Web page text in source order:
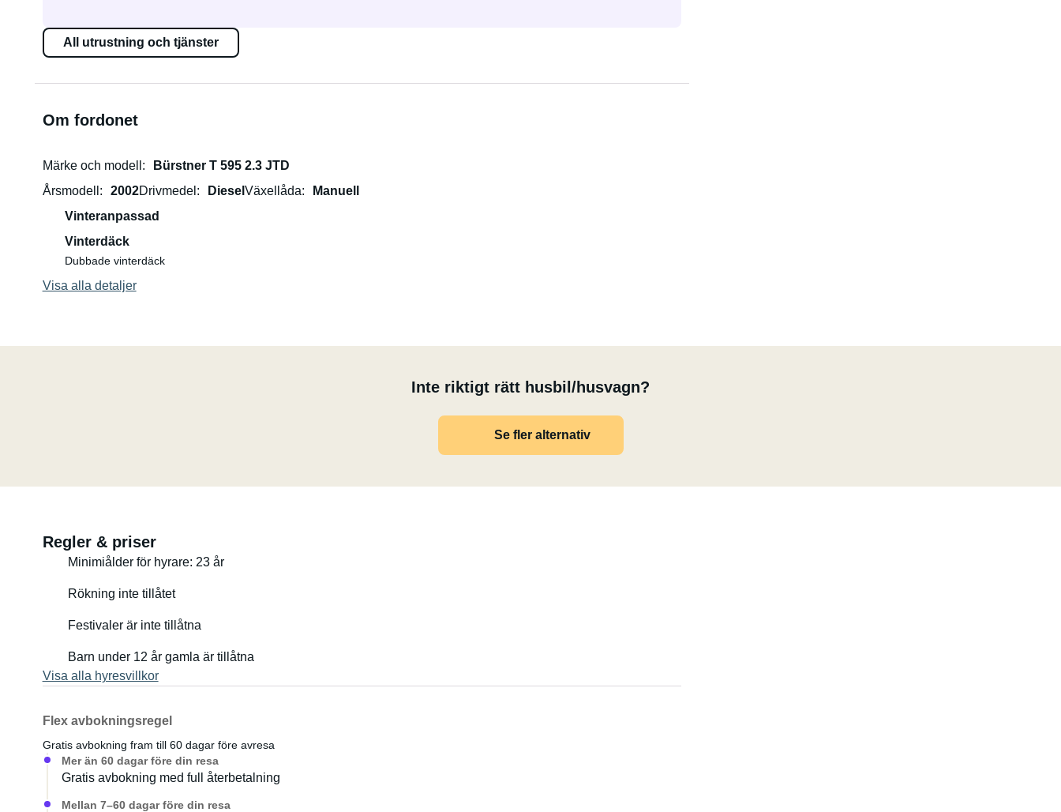
All utrustning och tjänster
Om fordonet
Märke och modell
Bürstner T 595 2.3 JTD
Årsmodell
2002Drivmedel Diesel Växellåda
Manuell
Vinteranpassad
Vinterdäck
Dubbade vinterdäck
Visa alla detaljer
Inte riktigt rätt husbil/husvagn?
Se fler alternativ
Regler & priser
Minimiålder för hyrare: 23 år
Rökning inte tillåtet
Festivaler är inte tillåtna
Barn under 12 år gamla är tillåtna
Visa alla hyresvillkor
Flex avbokningsregel
Gratis avbokning fram till 60 dagar före avresa
Mer än 60 dagar före din resa
Gratis avbokning med full återbetalning
Mellan 7–60 dagar före din resa